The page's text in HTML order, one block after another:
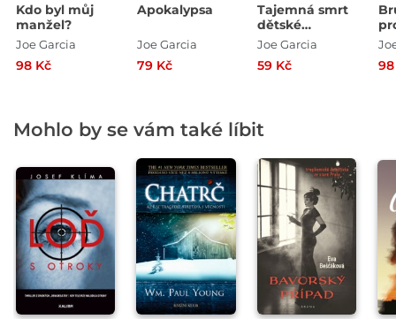
Kdo byl můj
manžel?
Joe Garcia
98 Kč
Apokalypsa
Joe Garcia
79 Kč
Tajemná smrt
dětské
královny krásy
Joe Garcia
59 Kč
Mohlo by se vám také líbit